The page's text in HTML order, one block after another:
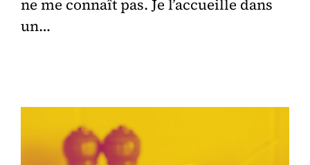
ne me connaît pas. Je l’accueille dans
un…